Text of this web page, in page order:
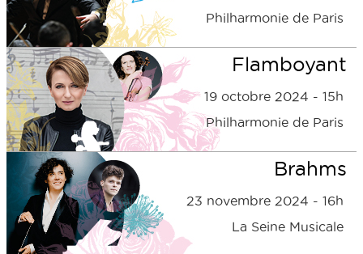
Philharmonie de Paris
Flamboyant
19 octobre 2024 - 15h
Philharmonie de Paris
Brahms
23 novembre 2024 - 16h
La Seine Musicale